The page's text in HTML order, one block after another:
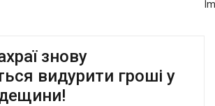
знову
видурити гроші у